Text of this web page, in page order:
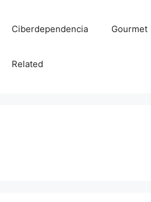
Ciberdependencia Gourmet
Related